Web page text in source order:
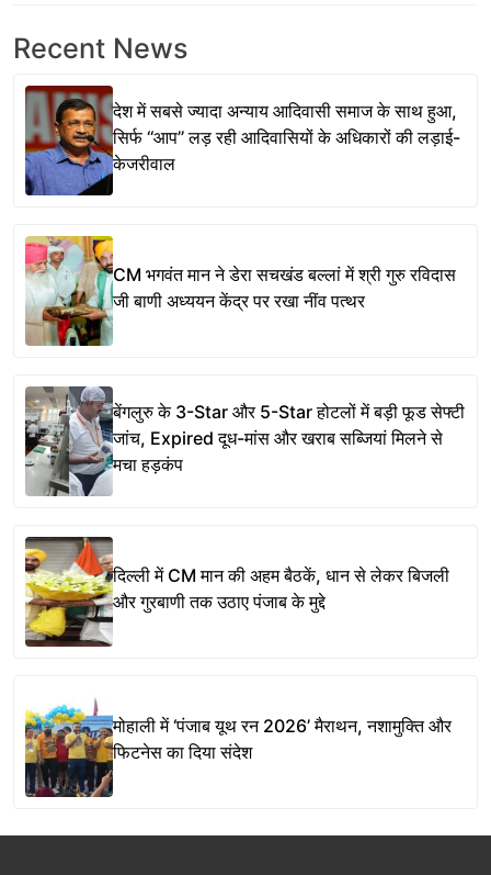
Recent News
देश में सबसे ज्यादा अन्याय आदिवासी समाज के साथ हुआ,
सिर्फ ‘‘आप’’ लड़ रही आदिवासियों के अधिकारों की लड़ाई-
केजरीवाल
CM भगवंत मान ने डेरा सचखंड बल्लां में श्री गुरु रविदास
जी बाणी अध्ययन केंद्र पर रखा नींव पत्थर
बेंगलुरु के 3-Star और 5-Star होटलों में बड़ी फूड सेफ्टी
जांच, Expired दूध-मांस और खराब सब्जियां मिलने से
मचा हड़कंप
दिल्ली में CM मान की अहम बैठकें, धान से लेकर बिजली
और गुरबाणी तक उठाए पंजाब के मुद्दे
मोहाली में ‘पंजाब यूथ रन 2026’ मैराथन, नशामुक्ति और
फिटनेस का दिया संदेश